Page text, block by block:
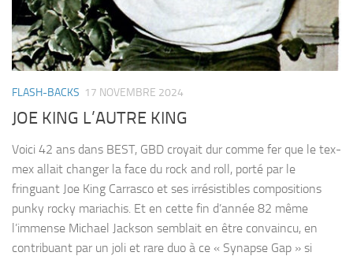
FLASH-BACKS 17 NOVEMBRE 2024
JOE KING L’AUTRE KING
Voici 42 ans dans BEST, GBD croyait dur comme fer que le tex-
mex allait changer la face du rock and roll, porté par le
fringuant Joe King Carrasco et ses irrésistibles compositions
punky rocky mariachis. Et en cette fin d’année 82 même
l’immense Michael Jackson semblait en être convaincu, en
contribuant par un joli et rare duo à ce « Synapse Gap » si